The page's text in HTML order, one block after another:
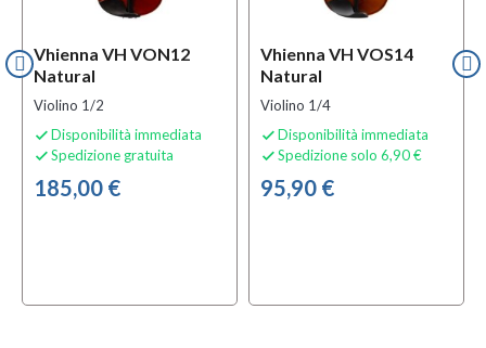
Vhienna VH VON12
Natural
Violino 1/2
 Disponibilità immediata
 Spedizione gratuita
185,00 €
Vhienna VH VOS14
Natural
Violino 1/4
 Disponibilità immediata
 Spedizione solo 6,90 €
95,90 €